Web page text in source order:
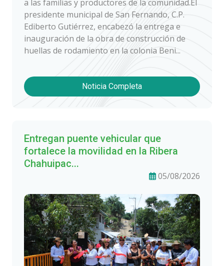
a las familias y productores de la comunidad.El
presidente municipal de San Fernando, C.P.
Ediberto Gutiérrez, encabezó la entrega e
inauguración de la obra de construcción de
huellas de rodamiento en la colonia Beni...
Noticia Completa
Entregan puente vehicular que
fortalece la movilidad en la Ribera
Chahuipac...
05/08/2026